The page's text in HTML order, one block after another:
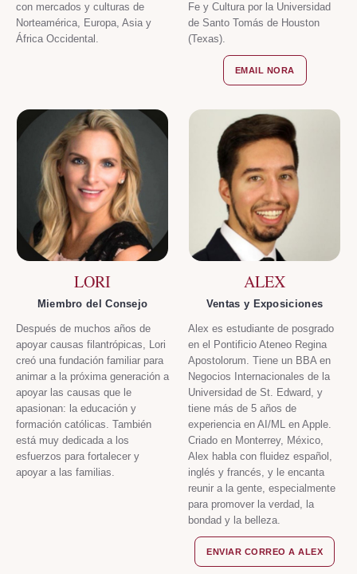
con mercados y culturas de
Norteamérica, Europa, Asia y
África Occidental.
Fe y Cultura por la Universidad
de Santo Tomás de Houston
(Texas).
EMAIL NORA
LORI
Miembro del Consejo
Después de muchos años de
apoyar causas filantrópicas, Lori
creó una fundación familiar para
animar a la próxima generación a
apoyar las causas que le
apasionan: la educación y
formación católicas. También
está muy dedicada a los
esfuerzos para fortalecer y
apoyar a las familias.
ALEX
Ventas y Exposiciones
Alex es estudiante de posgrado
en el Pontificio Ateneo Regina
Apostolorum. Tiene un BBA en
Negocios Internacionales de la
Universidad de St. Edward, y
tiene más de 5 años de
experiencia en AI/ML en Apple.
Criado en Monterrey, México,
Alex habla con fluidez español,
inglés y francés, y le encanta
reunir a la gente, especialmente
para promover la verdad, la
bondad y la belleza.
ENVIAR CORREO A ALEX